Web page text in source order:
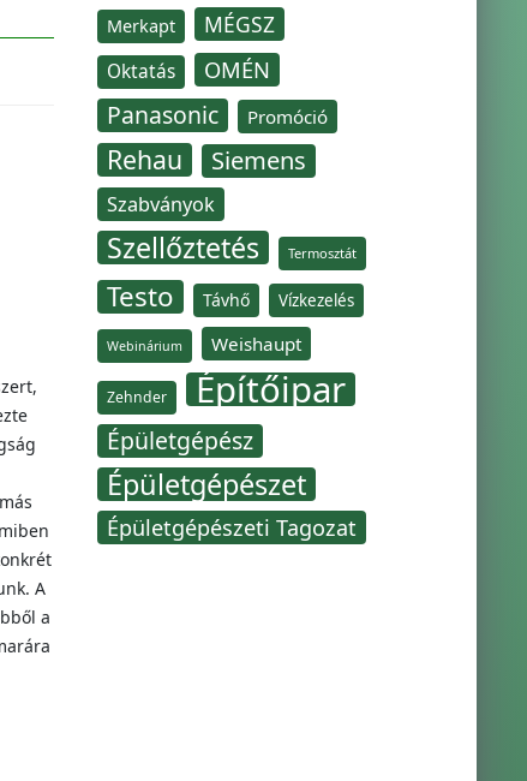
A
a
Merkapt MÉGSZ
Oktatás OMÉN
Panasonic Promóció
Rehau Siemens
Szabványok
Szellőztetés Termosztát
Testo Távhő Vízkezelés
Webinárium Weishaupt
Zehnder Építőipar
Épületgépész
Épületgépészet
Épületgépészeti Tagozat